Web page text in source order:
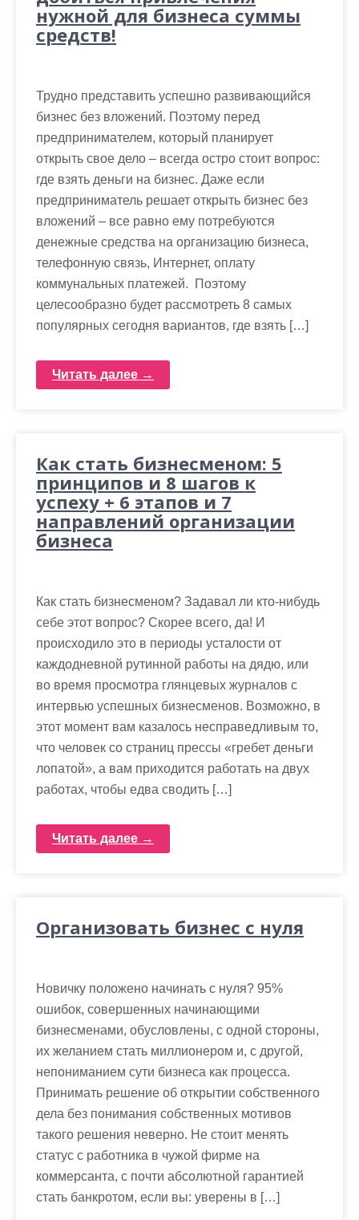
нужной для бизнеса суммы
средств!
Трудно представить успешно развивающийся
бизнес без вложений. Поэтому перед
предпринимателем, который планирует
открыть свое дело – всегда остро стоит вопрос:
где взять деньги на бизнес. Даже если
предприниматель решает открыть бизнес без
вложений – все равно ему потребуются
денежные средства на организацию бизнеса,
телефонную связь, Интернет, оплату
коммунальных платежей. Поэтому
целесообразно будет рассмотреть 8 самых
популярных сегодня вариантов, где взять […]
Читать далее →
Как стать бизнесменом: 5
принципов и 8 шагов к
успеху + 6 этапов и 7
направлений организации
бизнеса
Как стать бизнесменом? Задавал ли кто-нибудь
себе этот вопрос? Скорее всего, да! И
происходило это в периоды усталости от
каждодневной рутинной работы на дядю, или
во время просмотра глянцевых журналов с
интервью успешных бизнесменов. Возможно, в
этот момент вам казалось несправедливым то,
что человек со страниц прессы «гребет деньги
лопатой», а вам приходится работать на двух
работах, чтобы едва сводить […]
Читать далее →
Организовать бизнес с нуля
Новичку положено начинать с нуля? 95%
ошибок, совершенных начинающими
бизнесменами, обусловлены, с одной стороны,
их желанием стать миллионером и, с другой,
непониманием сути бизнеса как процесса.
Принимать решение об открытии собственного
дела без понимания собственных мотивов
такого решения неверно. Не стоит менять
статус с работника в чужой фирме на
коммерсанта, с почти абсолютной гарантией
стать банкротом, если вы: уверены в […]